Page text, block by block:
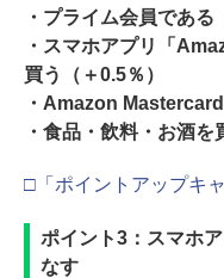
・プライム会員である
・スマホアプリ「
買う（＋0.5％）
・Amazon
・食品・飲料・お酒を
□「ポイントアップキ
ポイント3：スマホ
なす